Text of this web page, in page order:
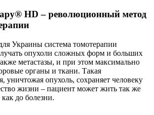
HD – революционный метод
Украины система томотерапии
опухоли сложных форм и больших
метастазы, и при этом максимально
органы и ткани. Такая
уничтожая опухоль, сохраняет человеку
жизни – пациент может жить так же
до болезни.